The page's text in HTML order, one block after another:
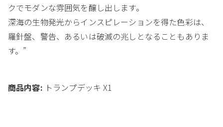
クでモダンな雰囲気を醸し出します。
深海の生物発光からインスピレーションを得た色彩は、
羅針盤、警告、あるいは破滅の兆しとなることもありま
す。”
商品内容: トランプデッキ X1